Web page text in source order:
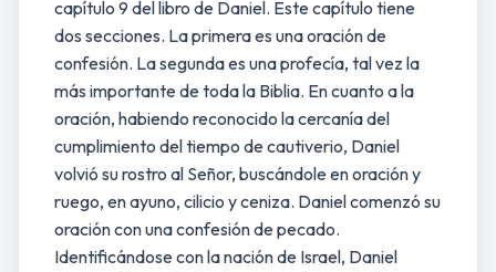
capítulo 9 del libro de Daniel. Este capítulo tiene
dos secciones. La primera es una oración de
confesión. La segunda es una profecía, tal vez la
más importante de toda la Biblia. En cuanto a la
oración, habiendo reconocido la cercanía del
cumplimiento del tiempo de cautiverio, Daniel
volvió su rostro al Señor, buscándole en oración y
ruego, en ayuno, cilicio y ceniza. Daniel comenzó su
oración con una confesión de pecado.
Identificándose con la nación de Israel, Daniel